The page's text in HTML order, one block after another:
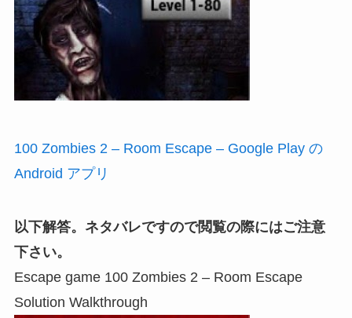
100 Zombies 2 – Room Escape – Google Play の
Android アプリ
以下解答。ネタバレですので閲覧の際にはご注意
下さい。
Escape game 100 Zombies 2 – Room Escape
Solution Walkthrough